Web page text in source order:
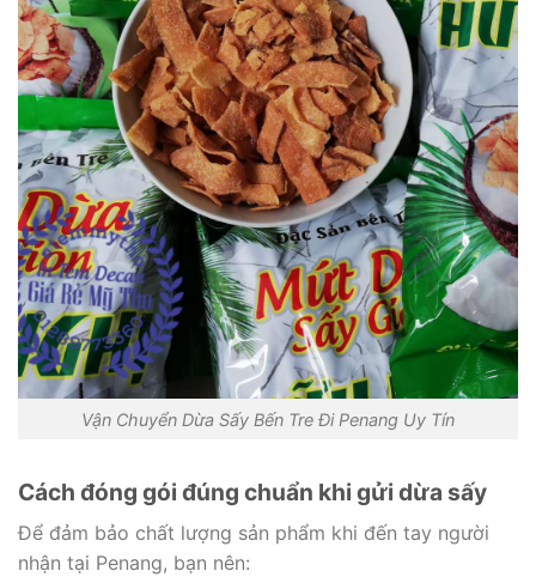
Vận Chuyển Dừa Sấy Bến Tre Đi Penang Uy Tín
Cách đóng gói đúng chuẩn khi gửi dừa sấy
Để đảm bảo chất lượng sản phẩm khi đến tay người
nhận tại Penang, bạn nên: